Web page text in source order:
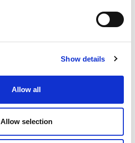
Show details
Allow all
Allow selection
集合管